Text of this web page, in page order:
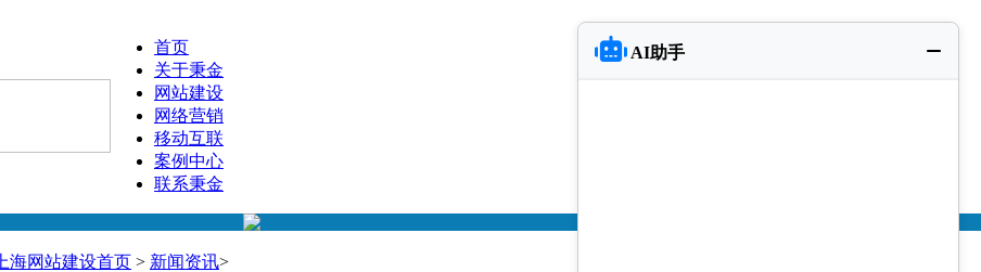
首页
关于秉金
网站建设
网络营销
移动互联
案例中心
联系秉金
上海网站建设首页 > 新闻资讯>
AI助手